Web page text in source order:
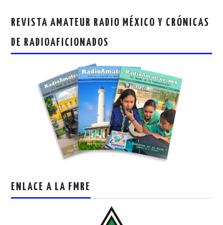
REVISTA AMATEUR RADIO MÉXICO Y CRÓNICAS
DE RADIOAFICIONADOS
ENLACE A LA FMRE